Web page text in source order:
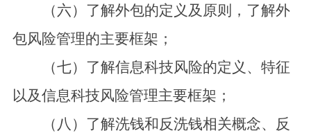
（六）了解外包的定义及原则，了解外
包风险管理的主要框架；
（七）了解信息科技风险的定义、特征
以及信息科技风险管理主要框架；
（八）了解洗钱和反洗钱相关概念、反